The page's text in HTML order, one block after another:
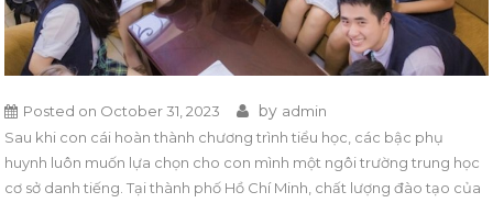
Posted on October 31, 2023 by admin
Sau khi con cái hoàn thành chương trình tiểu học, các bậc phụ
huynh luôn muốn lựa chọn cho con mình một ngôi trường trung học
cơ sở danh tiếng. Tại thành phố Hồ Chí Minh, chất lượng đào tạo của